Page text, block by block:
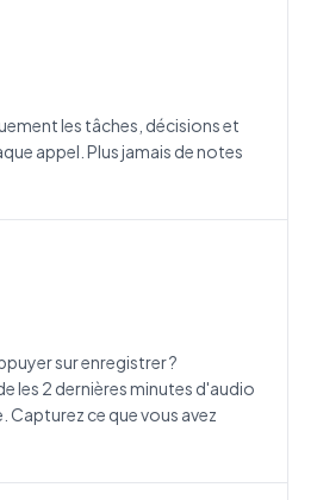
les tâches, décisions et
appel. Plus jamais de notes
sur enregistrer ?
les 2 dernières minutes d'audio
ce que vous avez